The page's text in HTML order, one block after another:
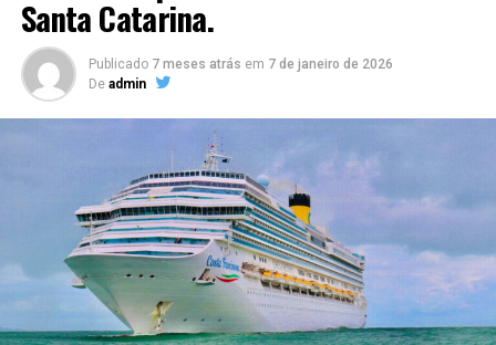
Aplique em toda a pálpebra uma sombra Rose Gold;
“O V8 não é sobre presença, é sobre transformação. É
Santa Catarina.
Publicado 7 meses atrás em 7 de janeiro de 2026
De admin